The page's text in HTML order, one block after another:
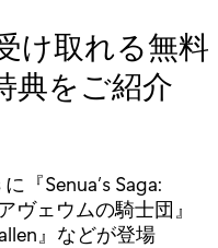
け取れる無料
典をご紹介
『Senua’s Saga:
ヴェウムの騎士団』
』などが登場